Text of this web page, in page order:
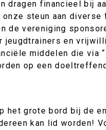
dragen financieel bij
steun aan diverse
de vereniging
jeugdtrainers en
middelen die via
op een
het grote bord bij de
kan lid worden!